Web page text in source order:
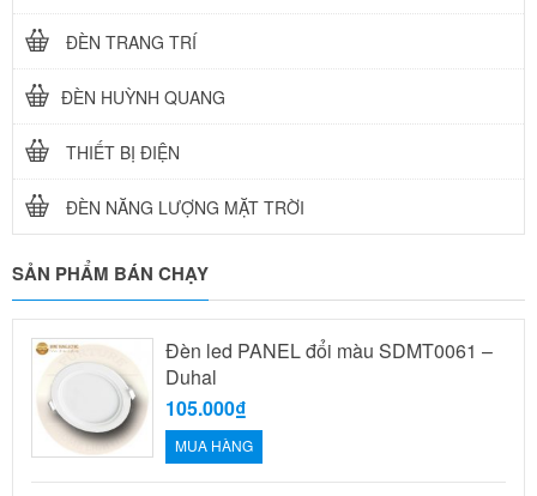
ĐÈN TRANG TRÍ
ĐÈN HUỲNH QUANG
THIẾT BỊ ĐIỆN
ĐÈN NĂNG LƯỢNG MẶT TRỜI
SẢN PHẨM BÁN CHẠY
Đèn led PANEL đổi màu SDMT0061 –
Duhal
105.000₫
MUA HÀNG